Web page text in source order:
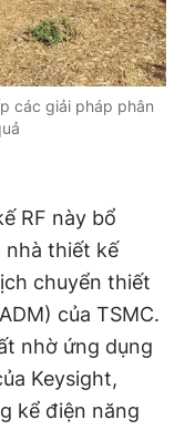
Niên. Cấm sao
các giải pháp phân
RF này bổ
nhà thiết kế
chuyển thiết
của TSMC.
nhờ ứng dụng
Keysight,
kể điện năng